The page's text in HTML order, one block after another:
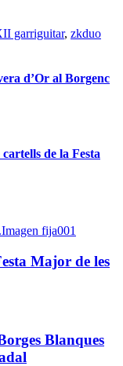
garriguitar, zkduo
d’Or al Borgenc
de la Festa
Major de les
Blanques